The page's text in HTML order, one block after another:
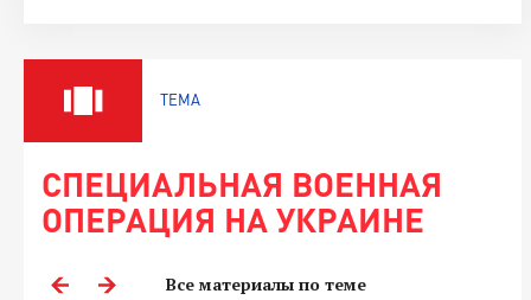
ТЕМА
СПЕЦИАЛЬНАЯ ВОЕННАЯ
ОПЕРАЦИЯ НА УКРАИНЕ
Все материалы по теме